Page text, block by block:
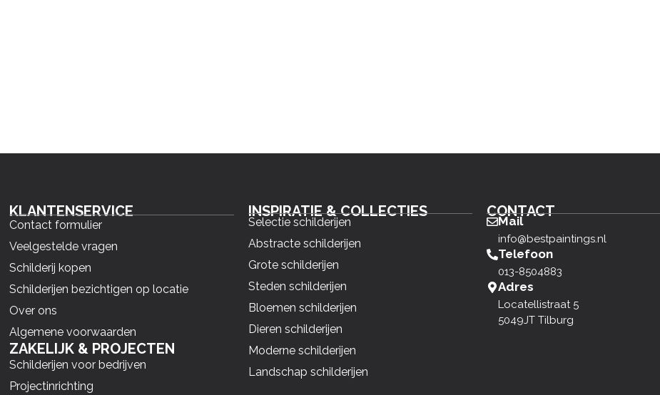
KLANTENSERVICE
Contact formulier
Veelgestelde vragen
Schilderij kopen
Schilderijen bezichtigen op locatie
Over ons
Algemene voorwaarden
ZAKELIJK & PROJECTEN
Schilderijen voor bedrijven
Projectinrichting
INSPIRATIE & COLLECTIES
Selectie schilderijen
Abstracte schilderijen
Grote schilderijen
Steden schilderijen
Bloemen schilderijen
Dieren schilderijen
Moderne schilderijen
Landschap schilderijen
CONTACT
Mail
info@bestpaintings.nl
Telefoon
013-8504883
Adres
Locatellistraat 5
5049JT Tilburg